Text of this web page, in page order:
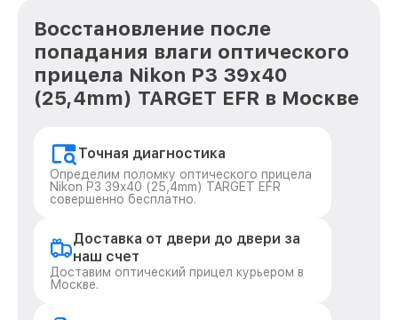
Восстановление после
попадания влаги оптического
прицела Nikon P3 39x40
(25,4mm) TARGET EFR в Москве
Точная диагностика
Определим поломку оптического прицела
Nikon P3 39x40 (25,4mm) TARGET EFR
совершенно бесплатно.
Доставка от двери до двери за
наш счет
Доставим оптический прицел курьером в
Москве.